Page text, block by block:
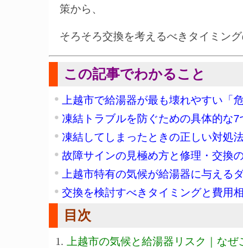
策から、
そろそろ交換を考えるべきタイミン
この記事でわかること
上越市で給湯器が最も壊れやすい「
凍結トラブルを防ぐための具体的な7
凍結してしまったときの正しい対処
故障サインの見極め方と修理・交換
上越市特有の気候が給湯器に与える
交換を検討すべきタイミングと費用
目次
上越市の気候と給湯器リスク｜な